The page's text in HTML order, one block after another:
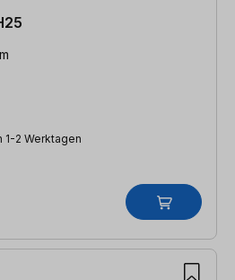
1-2 Werktagen